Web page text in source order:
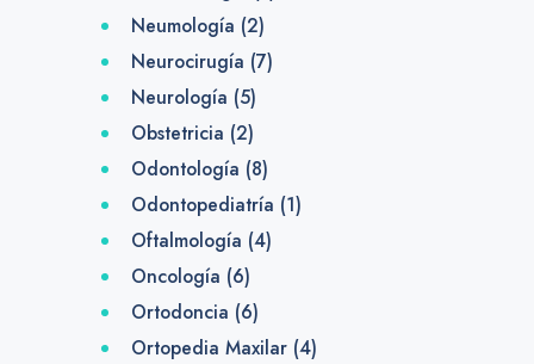
Neumología (2)
Neurocirugía (7)
Neurología (5)
Obstetricia (2)
Odontología (8)
Odontopediatría (1)
Oftalmología (4)
Oncología (6)
Ortodoncia (6)
Ortopedia Maxilar(4)